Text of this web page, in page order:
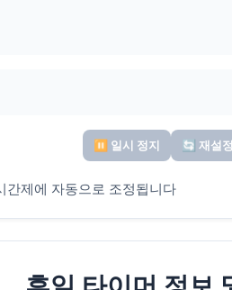
⏸️ 일시 정지 🔄 재설정
간제에 자동으로 조정됩니다